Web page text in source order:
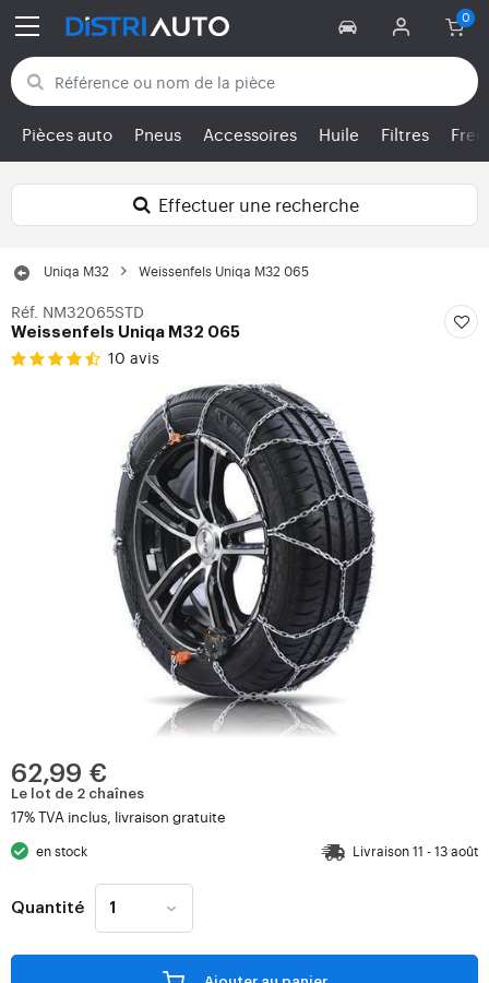
Retour aux catégories
Pièces auto Pneus Accessoires Huile Filtres
Effectuer une recherche
Uniqa M32 Weissenfels Uniqa M32 065
Réf. NM32065STD
Weissenfels Uniqa M32 065
10 avis
62,99 €
Le lot de 2 chaînes
17% TVA inclus, livraison gratuite
en stock Livraison 11 - 13 août
Quantité